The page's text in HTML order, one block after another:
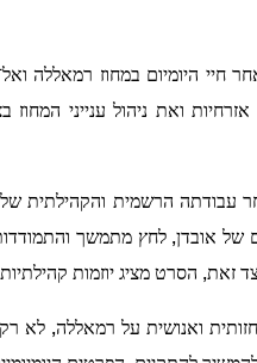
חיי היומיום במחוז רמאללה
ואת ניהול ענייני
עבודתה הרשמית והקהילתית
של אובדן, לחץ מתמשך
זאת, הסרט מציג יוזמות
ואנושית על רמאללה, לא